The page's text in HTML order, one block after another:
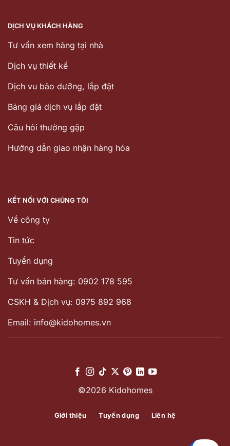
DỊCH VỤ KHÁCH HÀNG
Tư vấn xem hàng tại nhà
Dịch vụ thiết kế
Dịch vu bảo dưỡng, lắp đặt
Bảng giá dịch vụ lắp đặt
Câu hỏi thường gặp
Hướng dẫn giao nhận hàng hóa
KẾT NỐI VỚI CHÚNG TÔI
Về công ty
Tin tức
Tuyển dụng
Tư vấn bán hàng: 0902 178 595
CSKH & Dịch vụ: 0975 892 968
Email: info@kidohomes.vn
©2026 Kidohomes
Giới thiệu Tuyển dụng Liên hệ